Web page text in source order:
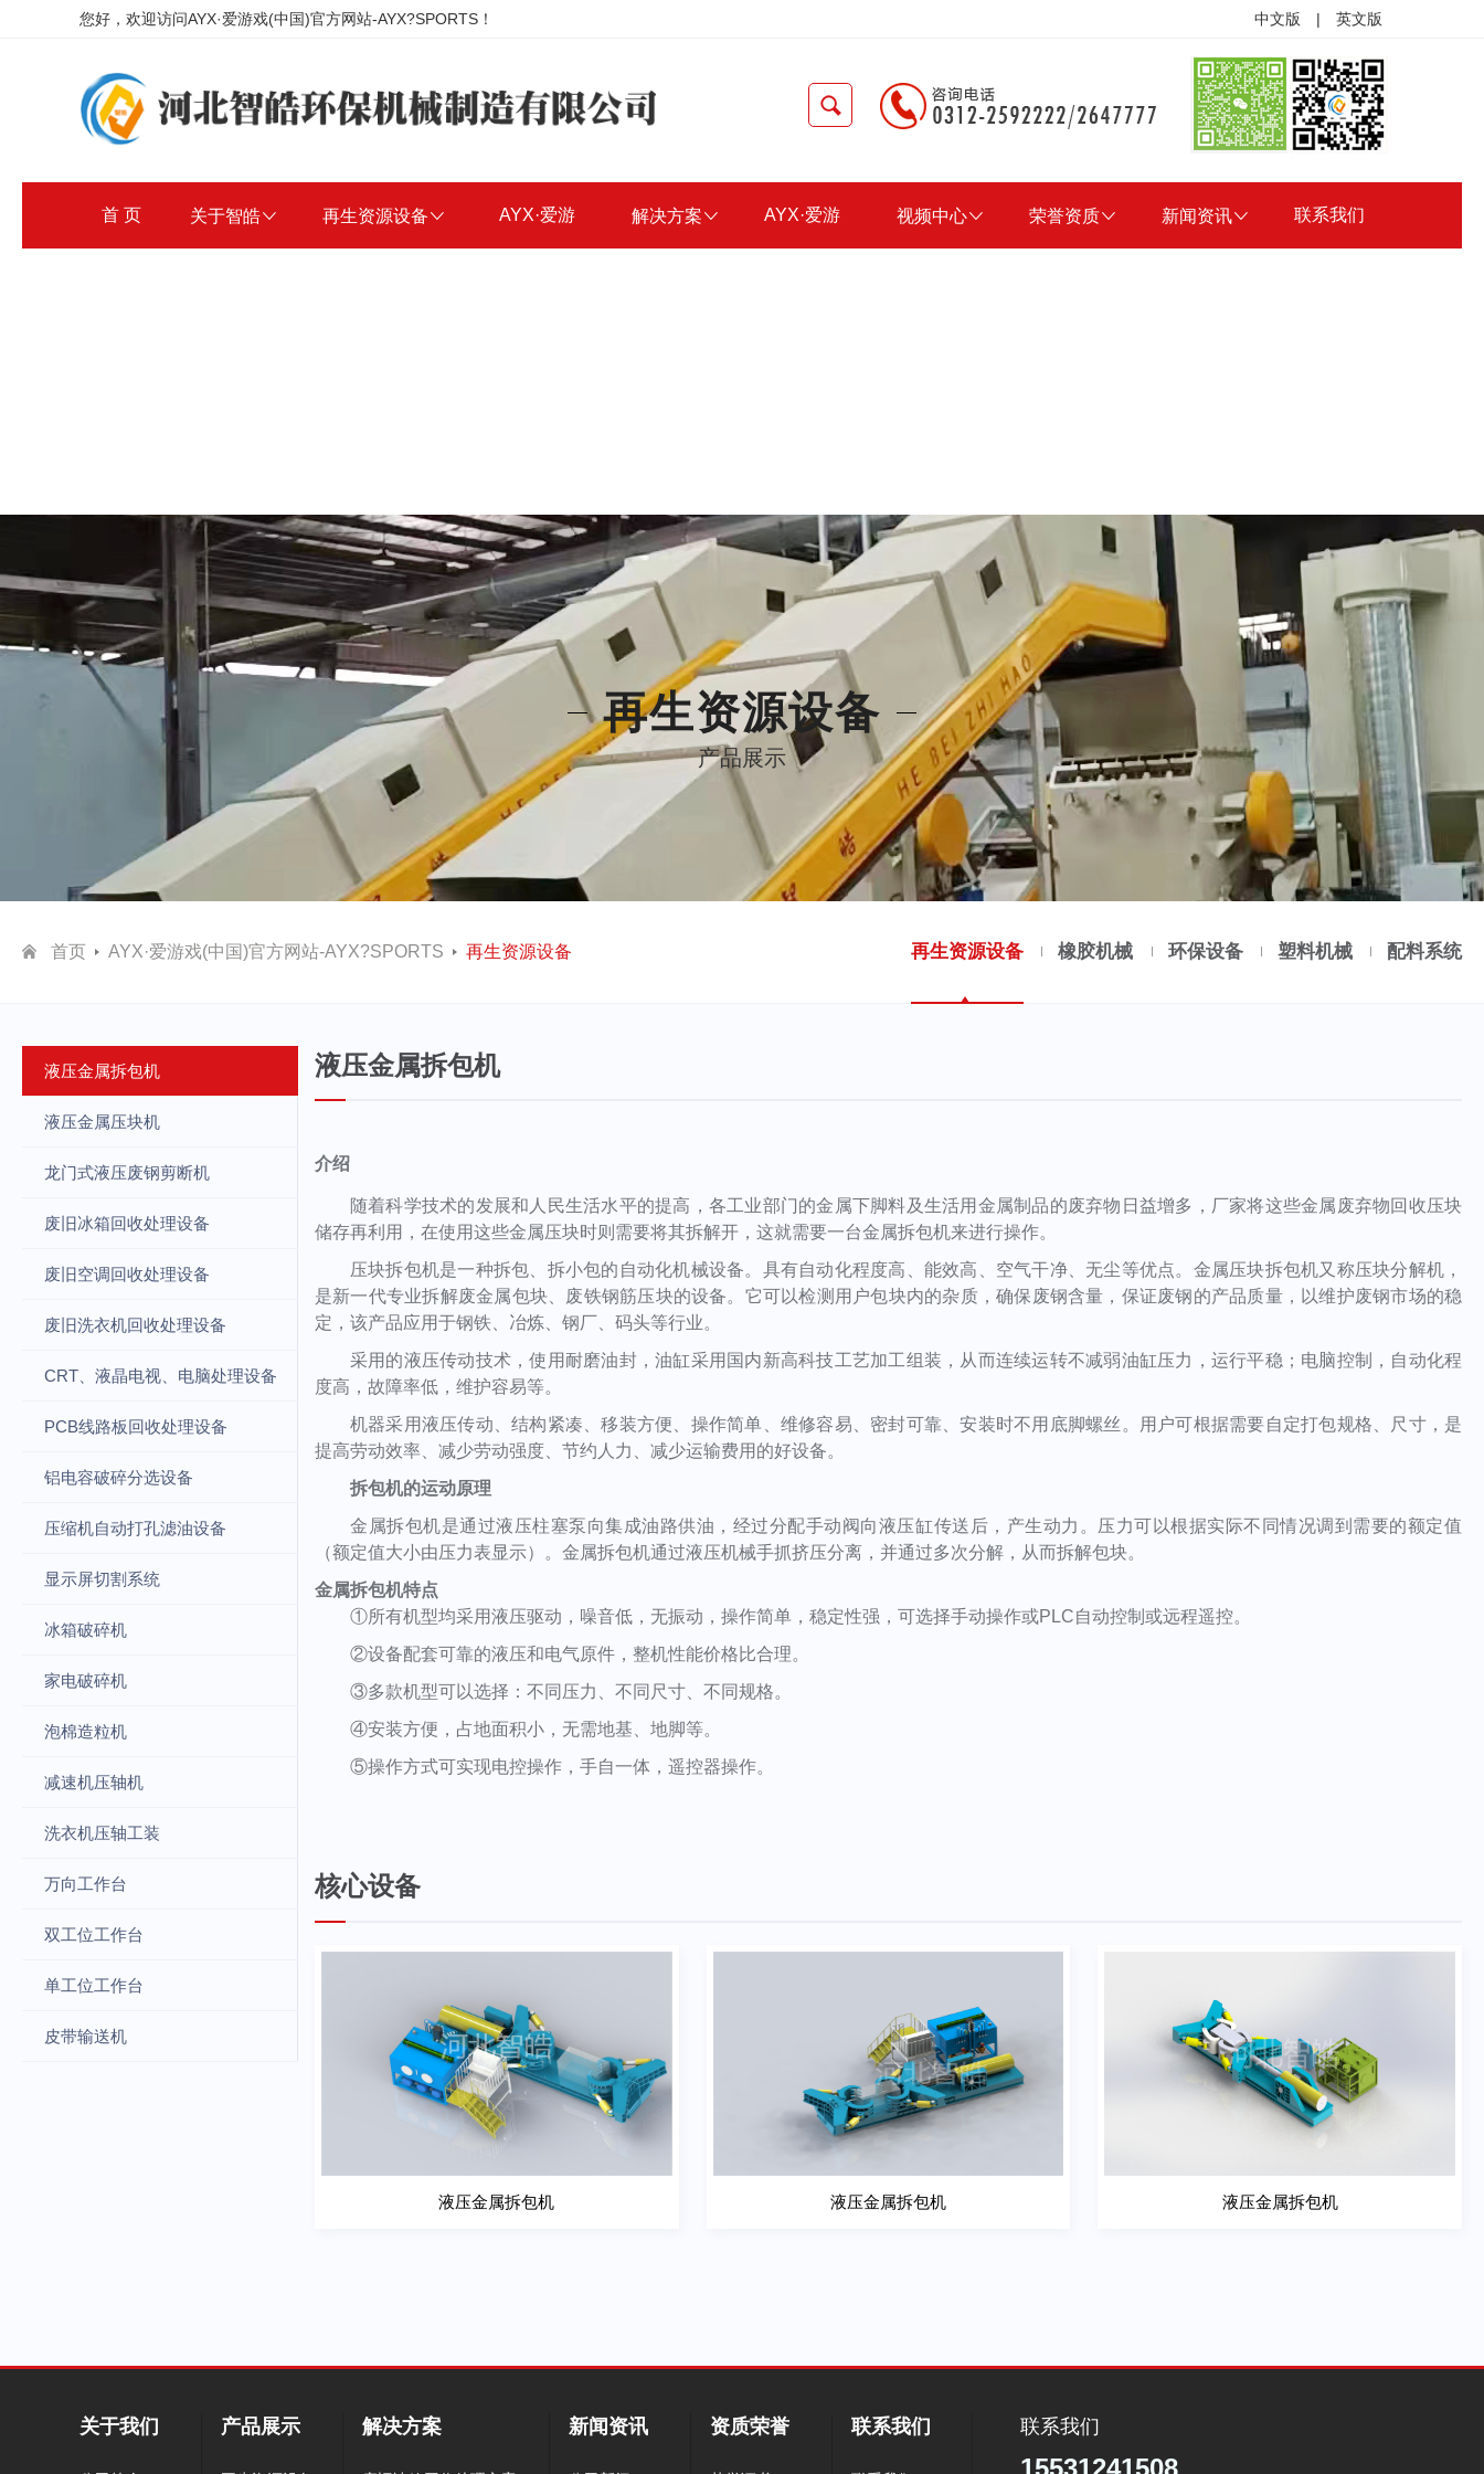
您好，欢迎访问AYX·爱游戏(中国)官方网站-AYX?SPORTS！ 中文版 | 英文版
首 页 关于智皓 再生资源设备 AYX·爱游 解决方案 AYX·爱游 视频中心 荣誉资质 新闻资讯 联系我们
再生资源设备
产品展示
首页 AYX·爱游戏(中国)官方网站-AYX?SPORTS 再生资源设备 再生资源设备 橡胶机械 环保设备 塑料机械 配料系统
液压金属拆包机
液压金属压块机
龙门式液压废钢剪断机
废旧冰箱回收处理设备
废旧空调回收处理设备
废旧洗衣机回收处理设备
CRT、液晶电视、电脑处理设备
PCB线路板回收处理设备
铝电容破碎分选设备
压缩机自动打孔滤油设备
显示屏切割系统
冰箱破碎机
家电破碎机
泡棉造粒机
减速机压轴机
洗衣机压轴工装
万向工作台
双工位工作台
单工位工作台
皮带输送机
液压金属拆包机
介绍
随着科学技术的发展和人民生活水平的提高，各工业部门的金属下脚料及生活用金属制品的废弃物日益增多，厂家将这些金属废弃物回收压块
储存再利用，在使用这些金属压块时则需要将其拆解开，这就需要一台金属拆包机来进行操作。
压块拆包机是一种拆包、拆小包的自动化机械设备。具有自动化程度高、能效高、空气干净、无尘等优点。金属压块拆包机又称压块分解机，
是新一代专业拆解废金属包块、废铁钢筋压块的设备。它可以检测用户包块内的杂质，确保废钢含量，保证废钢的产品质量，以维护废钢市场的稳
定，该产品应用于钢铁、冶炼、钢厂、码头等行业。
采用的液压传动技术，使用耐磨油封，油缸采用国内新高科技工艺加工组装，从而连续运转不减弱油缸压力，运行平稳；电脑控制，自动化程
度高，故障率低，维护容易等。
机器采用液压传动、结构紧凑、移装方便、操作简单、维修容易、密封可靠、安装时不用底脚螺丝。用户可根据需要自定打包规格、尺寸，是
提高劳动效率、减少劳动强度、节约人力、减少运输费用的好设备。
拆包机的运动原理
金属拆包机是通过液压柱塞泵向集成油路供油，经过分配手动阀向液压缸传送后，产生动力。压力可以根据实际不同情况调到需要的额定值
（额定值大小由压力表显示）。金属拆包机通过液压机械手抓挤压分离，并通过多次分解，从而拆解包块。
金属拆包机特点
①所有机型均采用液压驱动， 噪音低，无振动，操作简单，稳定性强， 可选择手动操作或PLC自动控制 或远程遥控。
②设备配套可靠的液压和电气原件，整机性能价格比合理。
③多款机型可以选择：不同压力、不同尺寸、不同规格。
④安装方便，占地面积小，无需地基、地脚等。
⑤操作方式可实现电控操作，手自一体，遥控器操作。
核心设备
液压金属拆包机 液压金属拆包机 液压金属拆包机
关于我们 产品展示 解决方案 新闻资讯 资质荣誉 联系我们 联系我们
15531241508